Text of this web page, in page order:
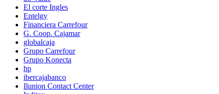
El corte Ingles
Entelgy
Financiera Carrefour
G. Coop. Cajamar
globalcaja
Grupo Carrefour
Grupo Konecta
hp
ibercajabanco
Ilunion Contact Center